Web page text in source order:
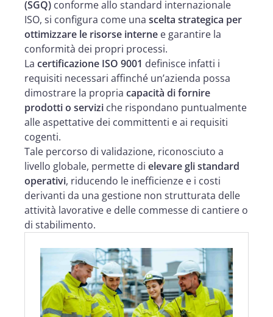
(SGQ) conforme allo standard internazionale
ISO, si configura come una scelta strategica per
ottimizzare le risorse interne e garantire la
conformità dei propri processi.
La certificazione ISO 9001 definisce infatti i
requisiti necessari affinché un’azienda possa
dimostrare la propria capacità di fornire
prodotti o servizi che rispondano puntualmente
alle aspettative dei committenti e ai requisiti
cogenti.
Tale percorso di validazione, riconosciuto a
livello globale, permette di elevare gli standard
operativi, riducendo le inefficienze e i costi
derivanti da una gestione non strutturata delle
attività lavorative e delle commesse di cantiere o
di stabilimento.